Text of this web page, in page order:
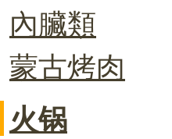
內臟類
蒙古烤肉
火锅